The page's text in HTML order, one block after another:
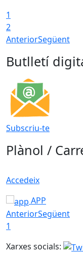
1
2
AnteriorSegüent
Butlletí
Subscriu-te
Plànol /
Accedeix
APP
AnteriorSegüent
1
Xarxes socials: